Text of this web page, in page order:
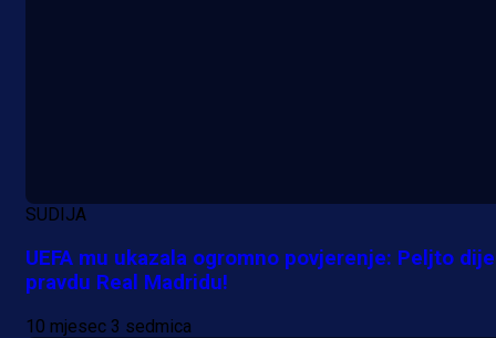
SUDIJA
UEFA mu ukazala ogromno povjerenje: Peljto
pravdu Real Madridu!
10 mjesec 3 sedmica